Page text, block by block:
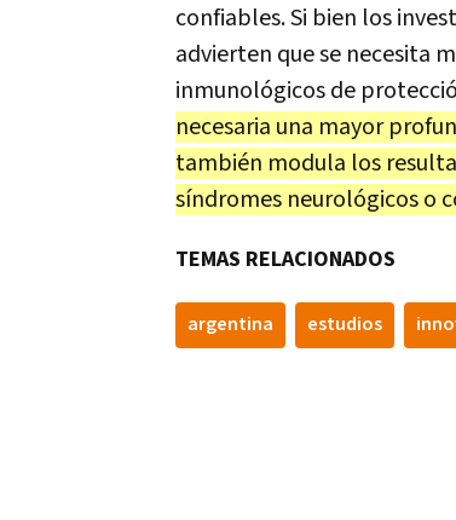
confiables. Si bien los
advierten que se necesita
inmunológicos de
necesaria una mayor
también modula los
síndromes neurológicos o
TEMAS RELACIONADOS
argentina estudios